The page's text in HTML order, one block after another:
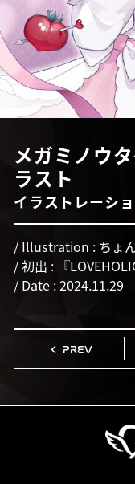
メガミノウ
ラスト
イラストレーシ
/ Illustration : ちょ
/ 初出 : 『
/ Date : 2024.11.29
PREV